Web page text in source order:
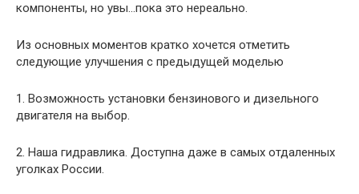
компоненты, но увы…пока это нереально.
Из основных моментов кратко хочется отметить
следующие улучшения с предыдущей моделью
1. Возможность установки бензинового и дизельного
двигателя на выбор.
2. Наша гидравлика. Доступна даже в самых отдаленных
уголках России.